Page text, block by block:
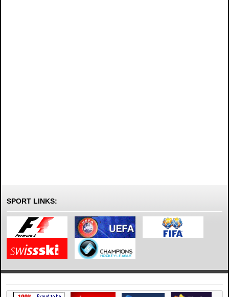
SPORT LINKS: